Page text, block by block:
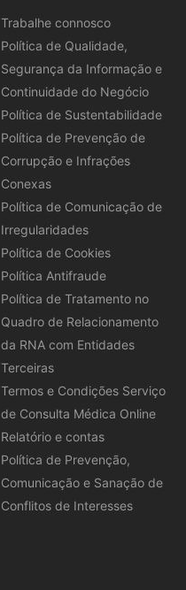
Trabalhe connosco
Política de Qualidade,
Segurança da Informação e
Continuidade do Negócio
Política de Sustentabilidade
Política de Prevenção de
Corrupção e Infrações
Conexas
Política de Comunicação de
Irregularidades
Política de Cookies
Política Antifraude
Política de Tratamento no
Quadro de Relacionamento
da RNA com Entidades
Terceiras
Termos e Condições Serviço
de Consulta Médica Online
Relatório e contas
Política de Prevenção,
Comunicação e Sanação de
Conflitos de Interesses